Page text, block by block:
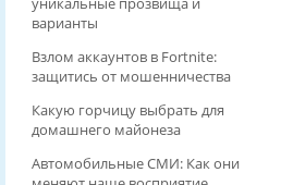
варианты
Взлом аккаунтов в Fortnite:
защитись от мошенничества
Какую горчицу выбрать для
домашнего майонеза
Автомобильные СМИ: Как они